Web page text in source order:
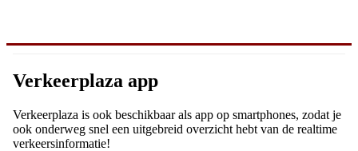
Verkeerplaza app
Verkeerplaza is ook beschikbaar als app op smartphones, zodat je
ook onderweg snel een uitgebreid overzicht hebt van de realtime
verkeersinformatie!